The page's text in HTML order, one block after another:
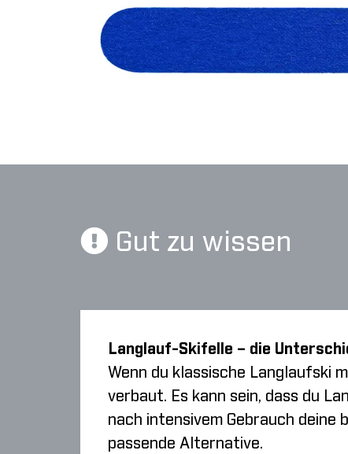
Gut zu wissen
Langlauf-Skifelle – die
Wenn du klassische Langlaufski
verbaut. Es kann sein, dass du
nach intensivem Gebrauch
passende Alternative.